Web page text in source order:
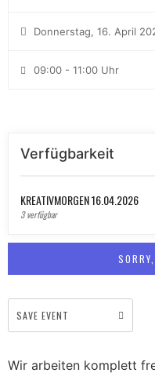
Donnerstag, 16. April
09:00 - 11:00 Uhr
Verfügbarkeit
KREATIVMORGEN 16.04.2026
3 verfügbar
SAVE EVENT
Wir arbeiten komplett